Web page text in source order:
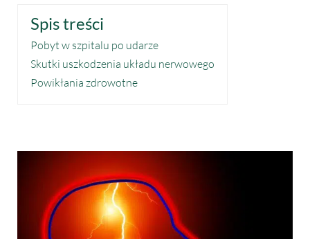
Spis treści
Pobyt w szpitalu po udarze
Skutki uszkodzenia układu nerwowego
Powikłania zdrowotne